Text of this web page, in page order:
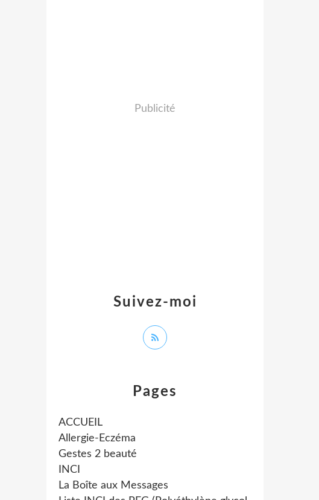
Pages
ACCUEIL
Allergie-Eczéma
Gestes 2 beauté
INCI
La Boîte aux Messages
Suivez-moi
Publicité